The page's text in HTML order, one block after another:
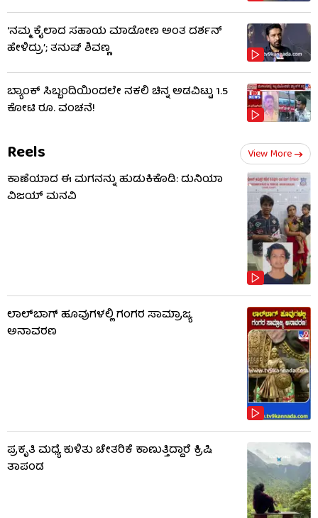
‘ನಮ್ಮ ಕೈಲಾದ ಸಹಾಯ ಮಾಡೋಣ ಅಂತ ದರ್ಶನ್
ಹೇಳಿದ್ರು’; ತನುಷ್ ಶಿವಣ್ಣ
ಬ್ಯಾಂಕ್ ಸಿಬ್ಬಂದಿಯಿಂದಲೇ ನಕಲಿ ಚಿನ್ನ ಅಡವಿಟ್ಟು 1.5
ಕೋಟಿ ರೂ. ವಂಚನೆ!
Reels View More
ಕಾಣೆಯಾದ ಈ ಮಗನನ್ನು ಹುಡುಕಿಕೊಡಿ: ದುನಿಯಾ
ವಿಜಯ್ ಮನವಿ
ಲಾಲ್​ಬಾಗ್ ಹೂವುಗಳಲ್ಲಿ ಗಂಗರ ಸಾಮ್ರಾಜ್ಯ
ಅನಾವರಣ
ಪ್ರಕೃತಿ ಮಧ್ಯೆ ಕುಳಿತು ಚೇತರಿಕೆ ಕಾಣುತ್ತಿದ್ದಾರೆ ಕ್ರಿಷಿ
ತಾಪಂಡ